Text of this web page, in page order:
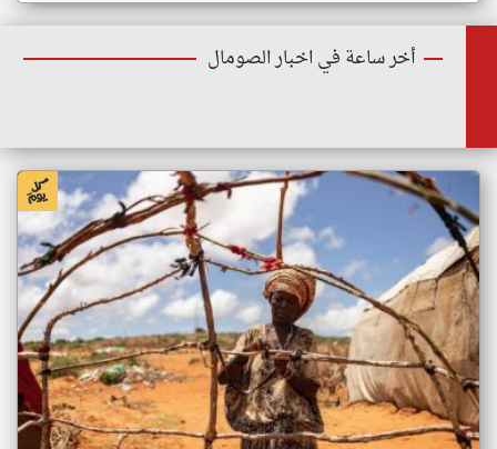
أخر ساعة في اخبار الصومال